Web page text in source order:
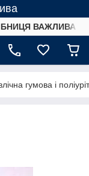
ВАЖЛИВА /
гумова і